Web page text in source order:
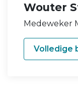
Wouter
Medeweker
Volledige